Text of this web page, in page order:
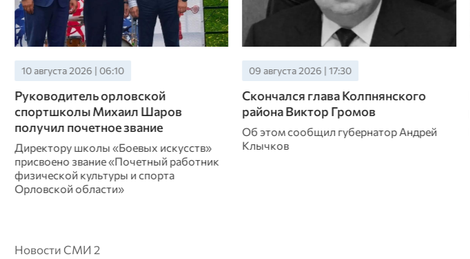
09 августа 2026 | 17:30
Скончался глава Колпнянского
района Виктор Громов
Об этом сообщил губернатор Андрей
Клычков
09 августа 2026 | 16:30
В Ливенском районе стартовала
реконструкция моста
Работы ведутся на реке Кшень
Новости СМИ 2